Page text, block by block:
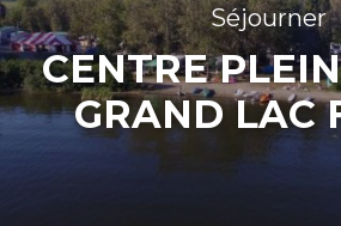
Séjourner
CENTRE
GRAND LAC